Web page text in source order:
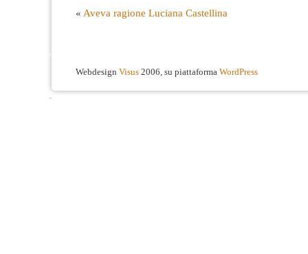
« Aveva ragione Luciana Castellina
Webdesign Visus 2006, su piattaforma WordPress